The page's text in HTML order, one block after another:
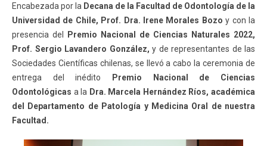
Encabezada por la Decana de la Facultad de Odontología de la
Universidad de Chile, Prof. Dra. Irene Morales Bozo y con la
presencia del
Premio Nacional de Ciencias Naturales 2022,
Prof. Sergio Lavandero González, y de representantes de las
Sociedades Científicas chilenas, se llevó a cabo la ceremonia de
entrega del inédito
Premio Nacional de Ciencias
Odontológicas a la Dra. Marcela Hernández Ríos, académica
del Departamento de Patología y Medicina Oral de nuestra
Facultad.